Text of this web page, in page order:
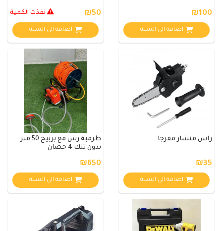
₪100
اضافة الي السلة
₪50 نفذت الكمية
اضافة الي السلة
راس منشار مفرجا
₪35
اضافة الي السلة
طرمبة رش مع بربيج 50 متر
بدون تنك 4 حصان
₪650
اضافة الي السلة